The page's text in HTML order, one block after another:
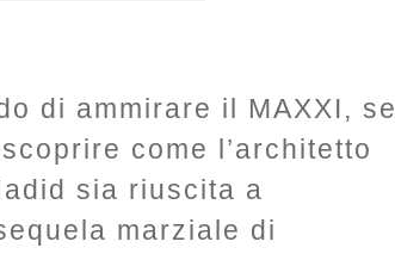
di ammirare il MAXXI, se
come l’architetto
sia riuscita a
marziale di